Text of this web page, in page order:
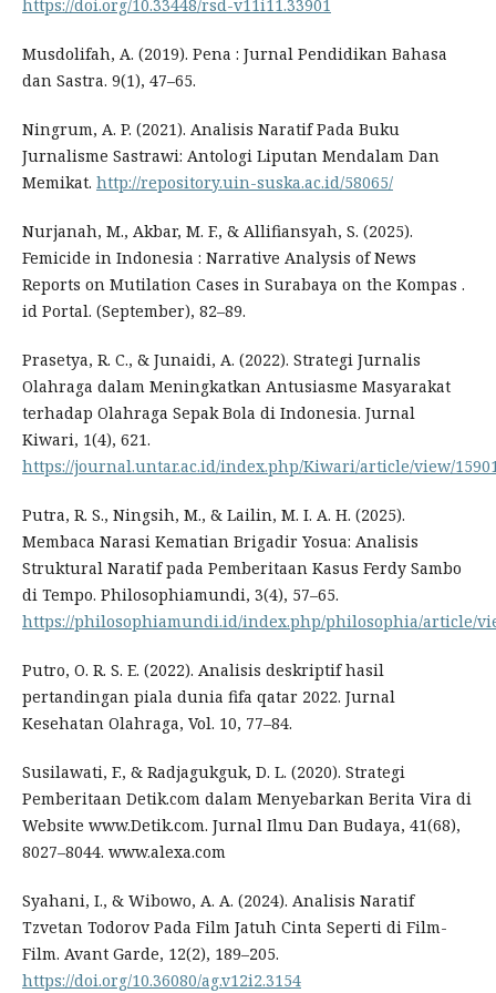
https://doi.org/10.33448/rsd-v11i11.33901
Musdolifah, A. (2019). Pena : Jurnal Pendidikan Bahasa
dan Sastra. 9(1), 47–65.
Ningrum, A. P. (2021). Analisis Naratif Pada Buku
Jurnalisme Sastrawi: Antologi Liputan Mendalam Dan
Memikat. http://repository.uin-suska.ac.id/58065/
Nurjanah, M., Akbar, M. F., & Allifiansyah, S. (2025).
Femicide in Indonesia : Narrative Analysis of News
Reports on Mutilation Cases in Surabaya on the Kompas .
id Portal. (September), 82–89.
Prasetya, R. C., & Junaidi, A. (2022). Strategi Jurnalis
Olahraga dalam Meningkatkan Antusiasme Masyarakat
terhadap Olahraga Sepak Bola di Indonesia. Jurnal
Kiwari, 1(4), 621.
https://journal.untar.ac.id/index.php/Kiwari/article/view/
Putra, R. S., Ningsih, M., & Lailin, M. I. A. H. (2025).
Membaca Narasi Kematian Brigadir Yosua: Analisis
Struktural Naratif pada Pemberitaan Kasus Ferdy Sambo
di Tempo. Philosophiamundi, 3(4), 57–65.
https://philosophiamundi.id/index.php/philosophia/article/
Putro, O. R. S. E. (2022). Analisis deskriptif hasil
pertandingan piala dunia fifa qatar 2022. Jurnal
Kesehatan Olahraga, Vol. 10, 77–84.
Susilawati, F., & Radjagukguk, D. L. (2020). Strategi
Pemberitaan Detik.com dalam Menyebarkan Berita Vira di
Website www.Detik.com. Jurnal Ilmu Dan Budaya, 41(68),
8027–8044. www.alexa.com
Syahani, I., & Wibowo, A. A. (2024). Analisis Naratif
Tzvetan Todorov Pada Film Jatuh Cinta Seperti di Film-
Film. Avant Garde, 12(2), 189–205.
https://doi.org/10.36080/ag.v12i2.3154